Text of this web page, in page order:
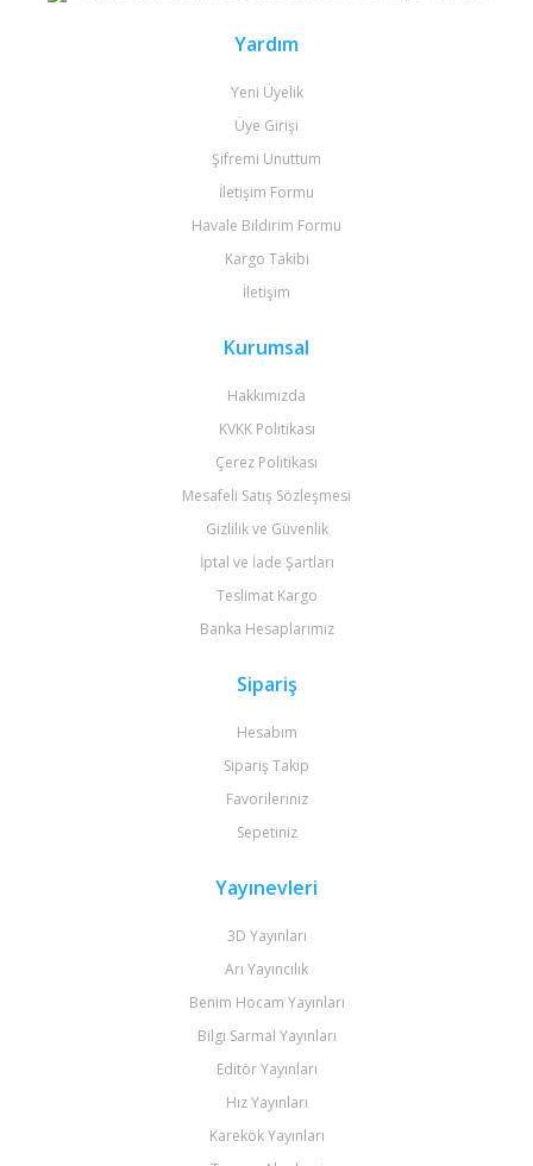
Yardım
Yeni Üyelik
Üye Girişi
Şifremi Unuttum
İletişim Formu
Havale Bildirim Formu
Kargo Takibi
İletişim
Kurumsal
Hakkımızda
KVKK Politikası
Çerez Politikası
Mesafeli Satış Sözleşmesi
Gizlilik ve Güvenlik
İptal ve İade Şartları
Teslimat Kargo
Banka Hesaplarımız
Sipariş
Hesabım
Sipariş Takip
Favorileriniz
Sepetiniz
Yayınevleri
3D Yayınları
Arı Yayıncılık
Benim Hocam Yayınları
Bilgi Sarmal Yayınları
Editör Yayınları
Hız Yayınları
Karekök Yayınları